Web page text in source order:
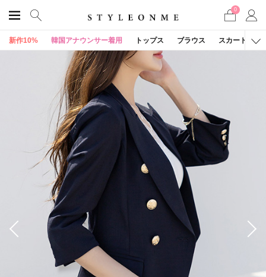
0
新作10% 韓国アナウンサー着用 トップス ブラウス スカート